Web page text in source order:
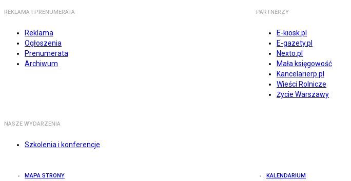
REKLAMA I PRENUMERATA
Reklama
Ogłoszenia
Prenumerata
Archiwum
PARTNERZY
E-kiosk.pl
E-gazety.pl
Nexto.pl
Mała księgowość
Kancelarierp.pl
Wieści Rolnicze
Życie Warszawy
NASZE WYDARZENIA
Szkolenia i konferencje
MAPA STRONY KALENDARIUM